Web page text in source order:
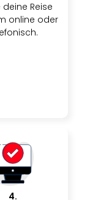
deine Reise
online oder
4.